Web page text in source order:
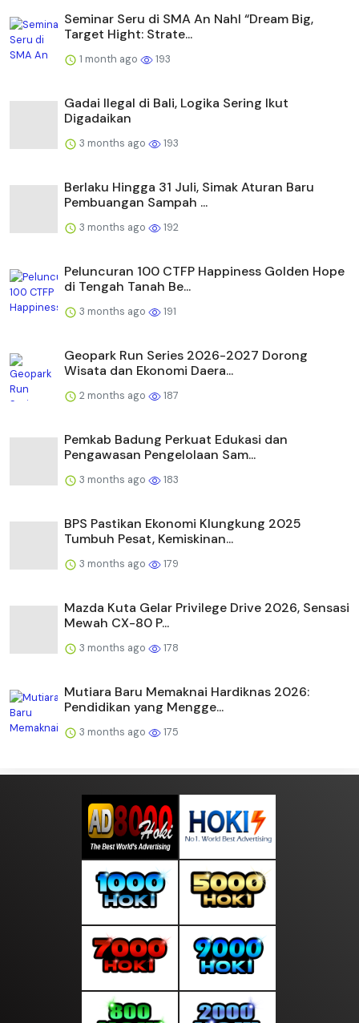
Seminar Seru di SMA An Nahl “Dream Big,
Target Hight: Strate...
1 month ago 193
Gadai Ilegal di Bali, Logika Sering Ikut
Digadaikan
3 months ago 193
Berlaku Hingga 31 Juli, Simak Aturan Baru
Pembuangan Sampah ...
3 months ago 192
Peluncuran 100 CTFP Happiness Golden Hope
di Tengah Tanah Be...
3 months ago 191
Geopark Run Series 2026-2027 Dorong
Wisata dan Ekonomi Daera...
2 months ago 187
Pemkab Badung Perkuat Edukasi dan
Pengawasan Pengelolaan Sam...
3 months ago 183
BPS Pastikan Ekonomi Klungkung 2025
Tumbuh Pesat, Kemiskinan...
3 months ago 179
Mazda Kuta Gelar Privilege Drive 2026, Sensasi
Mewah CX-80 P...
3 months ago 178
Mutiara Baru Memaknai Hardiknas 2026:
Pendidikan yang Mengge...
3 months ago 175